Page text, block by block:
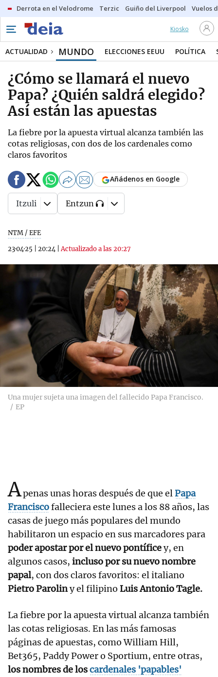
Derrota en el Velodrome Terzic Guiño del Liverpool Vuelos
Kiosko
ACTUALIDAD MUNDO ELECCIONES EEUU POLÍTICA
¿Cómo se llamará el nuevo
Papa? ¿Quién saldrá elegido?
Así están las apuestas
La fiebre por la apuesta virtual alcanza también las
cotas religiosas, con dos de los cardenales como
claros favoritos
NTM / EFE
23·04·25
20:24 |Actualizado a las 20:27
Añádenos en Google
Itzuli Entzun
Una mujer sujeta una imagen del fallecido Papa Francisco.
EP
Apenas unas horas después de que elPapa
Franciscofalleciera este lunes a los 88 años, las
casas de juego más populares del mundo
habilitaron un espacio en sus marcadores para
poder apostar por el nuevo pontíficey, en
algunos casos, incluso por su nuevo nombre
papal, con dos claros favoritos: el italiano
Pietro Paroliny el filipino Luis Antonio Tagle.
La fiebre por la apuesta virtual alcanza también
las cotas religiosas. En las más famosas
páginas de apuestas, como William Hill,
Bet365, Paddy Power o Sportium, entre otras,
los nombres de loscardenales 'papables'